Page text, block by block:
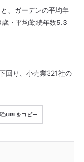
、ガーデンの平均年
・平均勤続年数5.3
回り、小売業321社の
URLをコピー